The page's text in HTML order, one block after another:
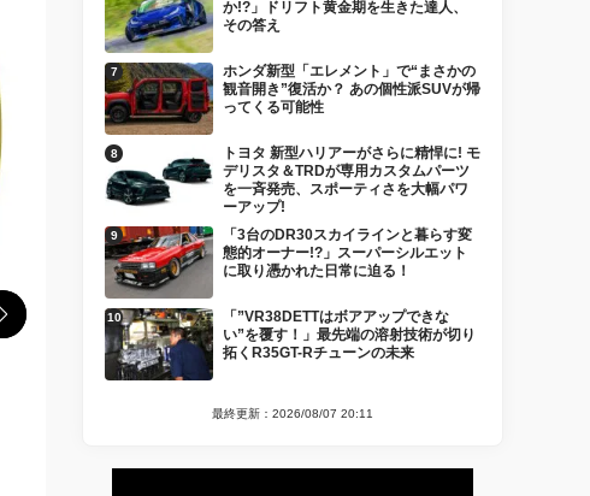
か!?」ドリフト黄金期を生きた達人、
その答え
ホンダ新型「エレメント」で“まさかの
観音開き”復活か？ あの個性派SUVが帰
ってくる可能性
トヨタ 新型ハリアーがさらに精悍に! モ
デリスタ＆TRDが専用カスタムパーツ
を一斉発売、スポーティさを大幅パワ
ーアップ!
「3台のDR30スカイラインと暮らす変
態的オーナー!?」スーパーシルエット
に取り憑かれた日常に迫る！
「”VR38DETTはボアアップできな
い”を覆す！」最先端の溶射技術が切り
拓くR35GT-Rチューンの未来
最終更新：2026/08/07 20:11